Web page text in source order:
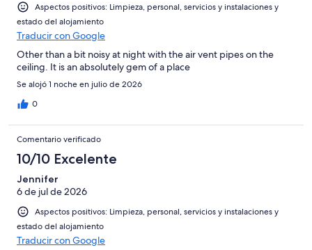
Aspectos positivos: Limpieza, personal, servicios y instalaciones y
estado del alojamiento
Traducir con Google
Other than a bit noisy at night with the air vent pipes on the
ceiling. It is an absolutely gem of a place
Se alojó 1 noche en julio de 2026
0
Comentario verificado
10/10 Excelente
Jennifer
6 de jul de 2026
Aspectos positivos: Limpieza, personal, servicios y instalaciones y
estado del alojamiento
Traducir con Google